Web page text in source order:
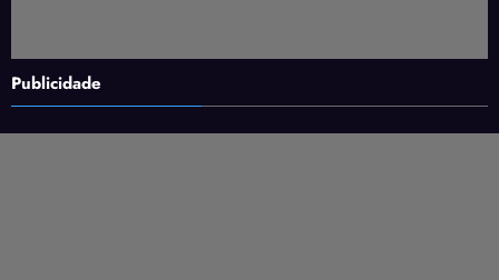
Publicidade